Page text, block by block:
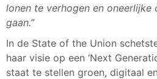
lonen te verhogen en oneerlijke
gaan.”
In de State of the Union
haar visie op een ‘Next
staat te stellen groen, digitaal